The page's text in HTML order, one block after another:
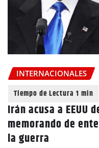
INTERNACIONALES
Irán acusa a EEUU
memorando de
la guerra